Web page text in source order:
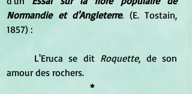
Normandie et d'Angleterre. (E. Tostain,
1857) :
	L'Eruca se dit
Roquette, de son
amour des rochers.
*